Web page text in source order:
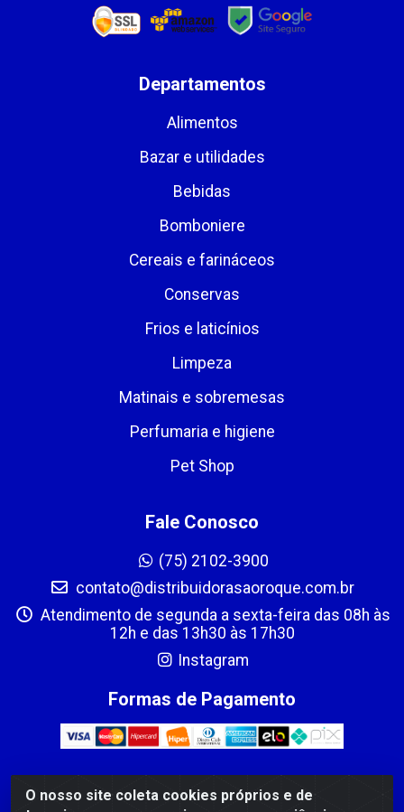
O nosso site coleta cookies próprios e de
Departamentos
Alimentos
Bazar e utilidades
Bebidas
Bomboniere
Cereais e farináceos
Conservas
Frios e laticínios
Limpeza
Matinais e sobremesas
Perfumaria e higiene
Pet Shop
Fale Conosco
(75) 2102-3900
contato@distribuidorasaoroque.com.br
Atendimento de segunda a sexta-feira das 08h às
12h e das 13h30 às 17h30
Instagram
Formas de Pagamento
DIST DE PROD ALIM SÃO ROQUE LTDA - AVENIDA PROBAHIA,